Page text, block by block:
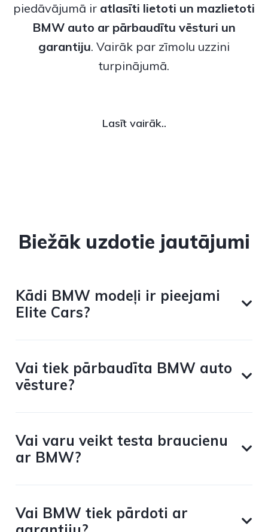
piedāvājumā ir atlasīti lietoti un mazlietoti
BMW auto ar pārbaudītu vēsturi un
garantiju. Vairāk par zīmolu uzzini
turpinājumā.
Lasīt vairāk..
Biežāk uzdotie jautājumi
Kādi BMW modeļi ir pieejami
Elite Cars?
Vai tiek pārbaudīta BMW auto
vēsture?
Vai varu veikt testa braucienu
ar BMW?
Vai BMW tiek pārdoti ar